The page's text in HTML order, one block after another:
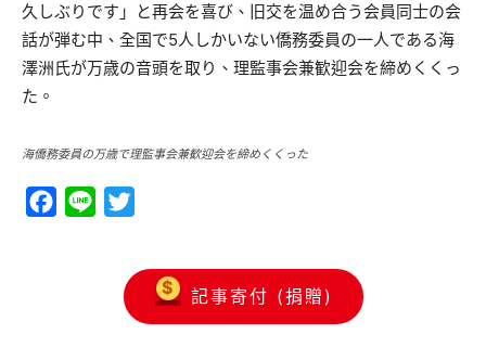
久しぶりです」と再会を喜び、旧交を温め合う会員同士の会
話が弾む中、全国で5人しかいない僑務委員の一人である海
澤洲氏が万歳の音頭を取り、理監事会兼歓迎会を締めくくっ
た。
海僑務委員の万歳で理監事会兼歓迎会を締めくくった
Facebook
Line
記事寄付 (捐贈)